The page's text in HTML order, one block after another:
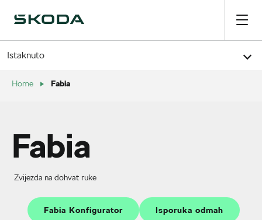
Istaknuto
Home Fabia
Fabia
Zvijezda na dohvat ruke
Fabia Konfigurator Isporuka odmah